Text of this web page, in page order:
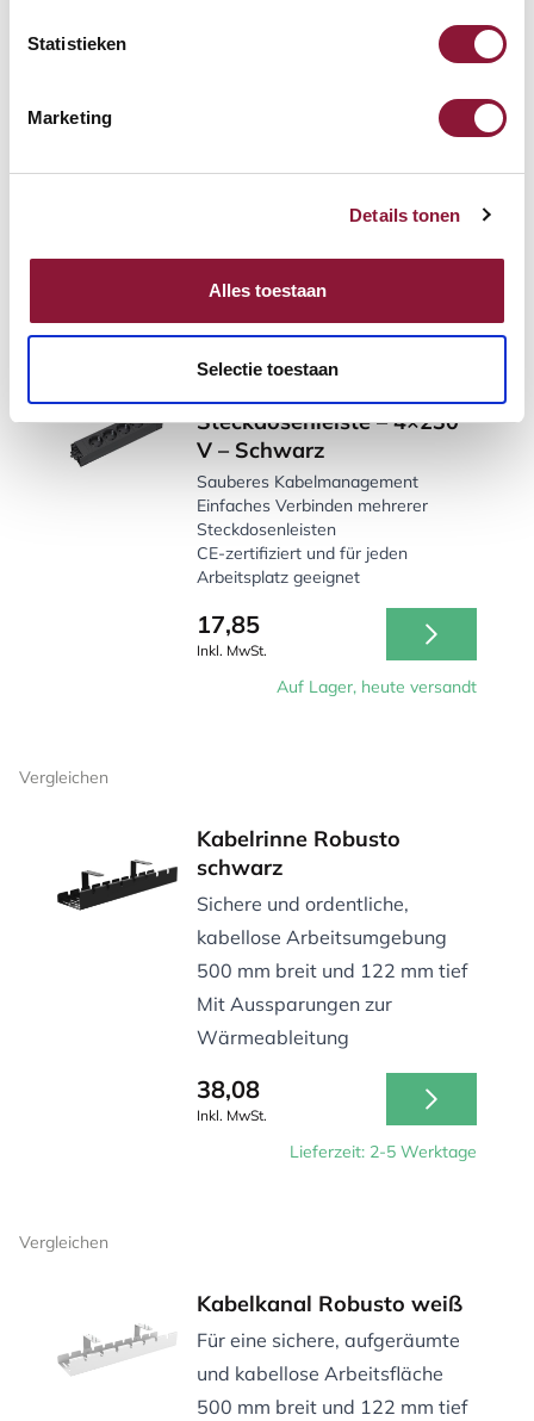
Statistieken
Marketing
Details tonen
Alles toestaan
Selectie toestaan
Auf Lager, heute versandt
Kostenlose Rücksendung(100 Tage)
Beratung
Vergleichen
Steckdosenleiste – 4×230
V – Schwarz
Sauberes Kabelmanagement
Einfaches Verbinden mehrerer
Steckdosenleisten
CE-zertifiziert und für jeden
Arbeitsplatz geeignet
17,85
Inkl. MwSt.
Auf Lager, heute versandt
Vergleichen
Kabelrinne Robusto
schwarz
Sichere und ordentliche,
kabellose Arbeitsumgebung
500 mm breit und 122 mm tief
Mit Aussparungen zur
Wärmeableitung
38,08
Inkl. MwSt.
Lieferzeit: 2-5 Werktage
Vergleichen
Kabelkanal Robusto weiß
Für eine sichere, aufgeräumte
und kabellose Arbeitsfläche
500 mm breit und 122 mm tief